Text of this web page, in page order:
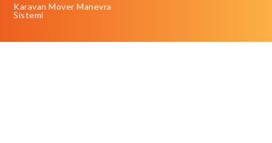
Karavan Mover Manevra
Sistemi